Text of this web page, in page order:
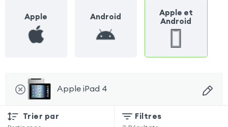
Apple Android
Apple et
Android
Apple iPad 4
Trier par Filtres